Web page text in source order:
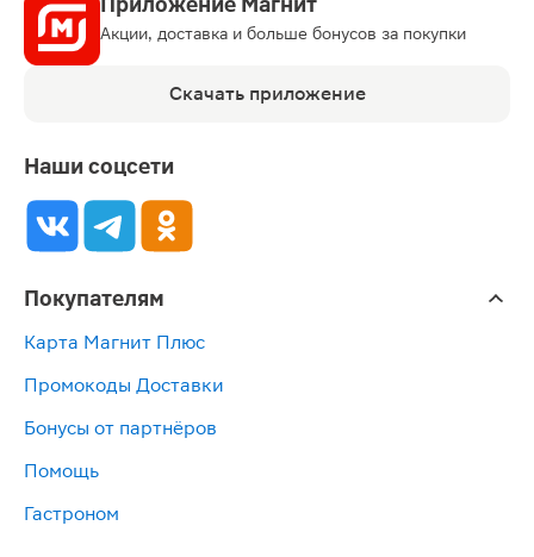
Акции, доставка и больше бонусов за покупки
Скачать приложение
Наши соцсети
Покупателям
Карта Магнит Плюс
Промокоды Доставки
Бонусы от партнёров
Помощь
Гастроном